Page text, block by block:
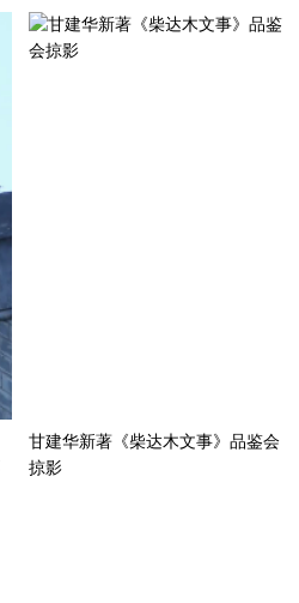
甘建华新著《柴达木文事》品鉴会
掠影